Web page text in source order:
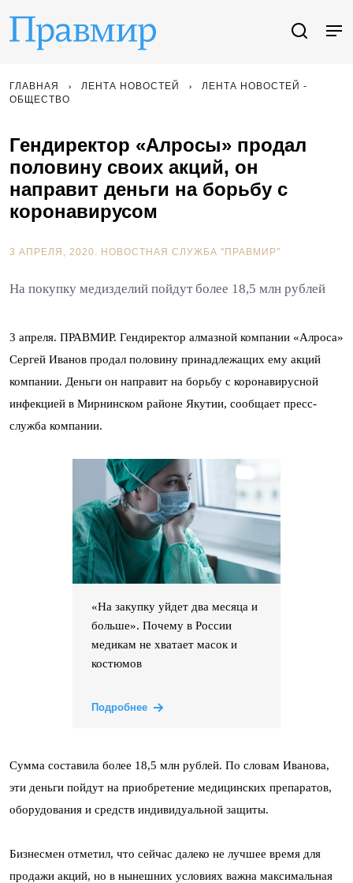
ГЛАВНАЯ ЛЕНТА НОВОСТЕЙ
ЛЕНТА НОВОСТЕЙ -
ОБЩЕСТВО
Гендиректор «Алросы» продал
половину своих акций, он
направит деньги на борьбу с
коронавирусом
3 АПРЕЛЯ, 2020. НОВОСТНАЯ СЛУЖБА "ПРАВМИР"
На покупку медизделий пойдут более 18,5 млн рублей
3 апреля. ПРАВМИР. Гендиректор алмазной компании «Алроса»
Сергей Иванов продал половину принадлежащих ему акций
компании. Деньги он направит на борьбу с коронавирусной
инфекцией в Мирнинском районе Якутии, сообщает пресс-
служба компании.
«На закупку уйдет два месяца и
больше». Почему в России
медикам не хватает масок и
костюмов
Подробнее
Сумма составила более 18,5 млн рублей. По словам Иванова,
эти деньги пойдут на приобретение медицинских препаратов,
оборудования и средств индивидуальной защиты.
Бизнесмен отметил, что сейчас далеко не лучшее время для
продажи акций, но в нынешних условиях важна максимальная